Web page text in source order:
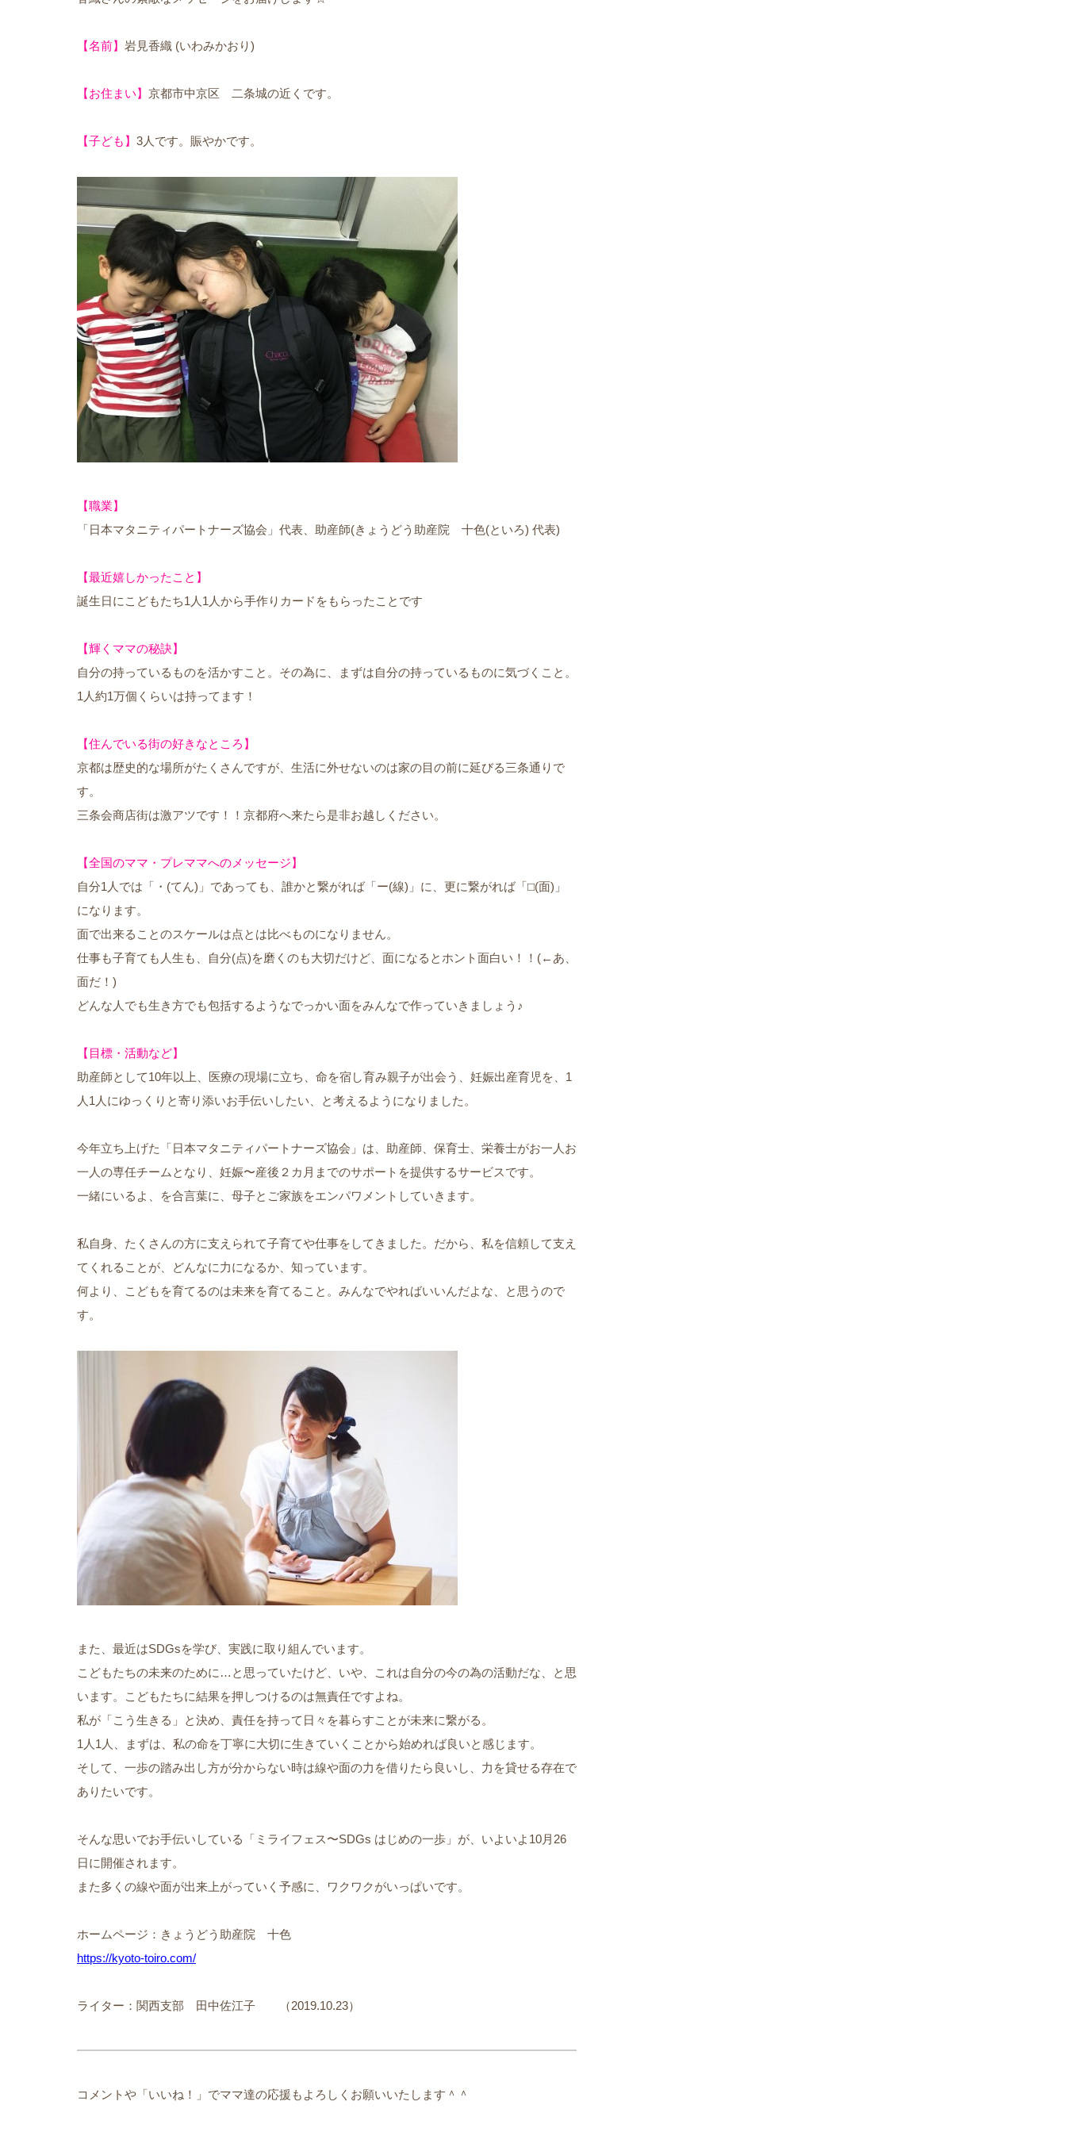
【名前】 岩見香織 (いわみかおり)
【お住まい】 京都市中京区 二条城の近くです。
【子ども】 3人です。賑やかです。
【職業】
「日本マタニティパートナーズ協会」代表、助産師(きょうどう助産院 十色(といろ) 代表)
【最近嬉しかったこと】
誕生日にこどもたち1人1人から手作りカードをもらったことです
【輝くママの秘訣】
自分の持っているものを活かすこと。その為に、まずは自分の持っているものに気づくこと。
1人約1万個くらいは持ってます！
【住んでいる街の好きなところ】
京都は歴史的な場所がたくさんですが、生活に外せないのは家の目の前に延びる三条通りで
す。
三条会商店街は激アツです！！京都府へ来たら是非お越しください。
【全国のママ・プレママへのメッセージ】
自分1人では「・(てん)」であっても、誰かと繋がれば「ー(線)」に、更に繋がれば「⬜︎(面)」
になります。
面で出来ることのスケールは点とは比べものになりません。
仕事も子育ても人生も、自分(点)を磨くのも大切だけど、面になるとホント面白い！！(←あ、
面だ！)
どんな人でも生き方でも包括するようなでっかい面をみんなで作っていきましょう♪
【目標・活動など】
助産師として10年以上、医療の現場に立ち、命を宿し育み親子が出会う、妊娠出産育児を、1
人1人にゆっくりと寄り添いお手伝いしたい、と考えるようになりました。
今年立ち上げた「日本マタニティパートナーズ協会」は、助産師、保育士、栄養士がお一人お
一人の専任チームとなり、妊娠〜産後２カ月までのサポートを提供するサービスです。
一緒にいるよ、を合言葉に、母子とご家族をエンパワメントしていきます。
私自身、たくさんの方に支えられて子育てや仕事をしてきました。だから、私を信頼して支え
てくれることが、どんなに力になるか、知っています。
何より、こどもを育てるのは未来を育てること。みんなでやればいいんだよな、と思うので
す。
また、最近はSDGsを学び、実践に取り組んでいます。
こどもたちの未来のために…と思っていたけど、いや、これは自分の今の為の活動だな、と思
います。こどもたちに結果を押しつけるのは無責任ですよね。
私が「こう生きる」と決め、責任を持って日々を暮らすことが未来に繋がる。
1人1人、まずは、私の命を丁寧に大切に生きていくことから始めれば良いと感じます。
そして、一歩の踏み出し方が分からない時は線や面の力を借りたら良いし、力を貸せる存在で
ありたいです。
そんな思いでお手伝いしている「ミライフェス〜SDGs はじめの一歩」が、いよいよ10月26
日に開催されます。
また多くの線や面が出来上がっていく予感に、ワクワクがいっぱいです。
ホームページ：きょうどう助産院 十色
https://kyoto-toiro.com/
ライター：関西支部 田中佐江子 （2019.10.23）
コメントや「いいね！」でママ達の応援もよろしくお願いいたします＾＾